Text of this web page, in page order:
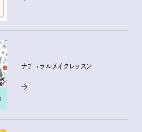
ナチュラルメイクレッスン